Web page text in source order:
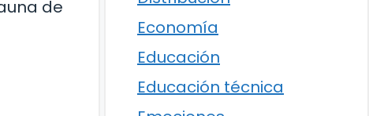
de
Economía
Educación
Educación técnica